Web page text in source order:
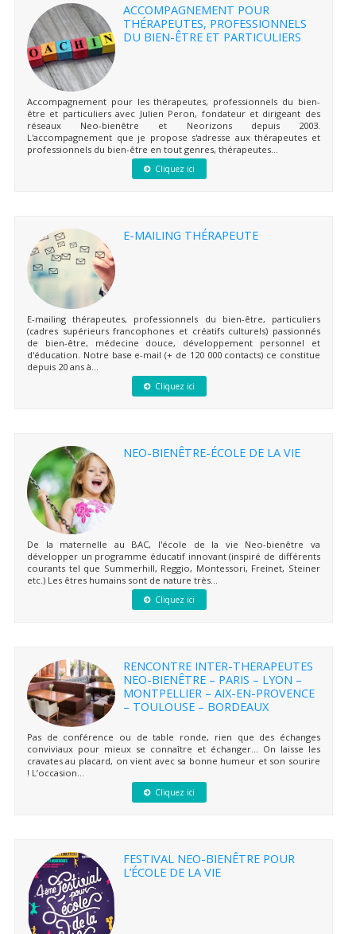
ACCOMPAGNEMENT POUR
THÉRAPEUTES, PROFESSIONNELS
DU BIEN-ÊTRE ET PARTICULIERS
Accompagnement pour les thérapeutes, professionnels du bien-
être et particuliers avec Julien Peron, fondateur et dirigeant des
réseaux Neo-bienêtre et Neorizons depuis 2003.
L'accompagnement que je propose s'adresse aux thérapeutes et
professionnels du bien-être en tout genres, thérapeutes...
Cliquez ici
E-MAILING THÉRAPEUTE
E-mailing thérapeutes, professionnels du bien-être, particuliers
(cadres supérieurs francophones et créatifs culturels) passionnés
de bien-être, médecine douce, développement personnel et
d'éducation. Notre base e-mail (+ de 120 000 contacts) ce constitue
depuis 20 ans à...
Cliquez ici
NEO-BIENÊTRE-ÉCOLE DE LA VIE
De la maternelle au BAC, l'école de la vie Neo-bienêtre va
développer un programme éducatif innovant (inspiré de différents
courants tel que Summerhill, Reggio, Montessori, Freinet, Steiner
etc.) Les êtres humains sont de nature très...
Cliquez ici
RENCONTRE INTER-THERAPEUTES
NEO-BIENÊTRE – PARIS – LYON –
MONTPELLIER – AIX-EN-PROVENCE
– TOULOUSE – BORDEAUX
Pas de conférence ou de table ronde, rien que des échanges
conviviaux pour mieux se connaître et échanger… On laisse les
cravates au placard, on vient avec sa bonne humeur et son sourire
! L’occasion...
Cliquez ici
FESTIVAL NEO-BIENÊTRE POUR
L’ÉCOLE DE LA VIE